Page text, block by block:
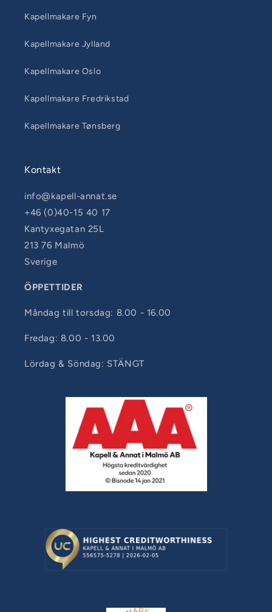
Kapellmakare Fyn
Kapellmakare Jylland
Kapellmakare Oslo
Kapellmakare Fredrikstad
Kapellmakare Tønsberg
Kontakt
info@kapell-annat.se
+46 (0)40-15 40 17
Kantyxegatan 25L
213 76 Malmö
Sverige
ÖPPETTIDER
Måndag till torsdag: 8.00 - 16.00
Fredag: 8.00 - 13.00
Lördag & Söndag: STÄNGT